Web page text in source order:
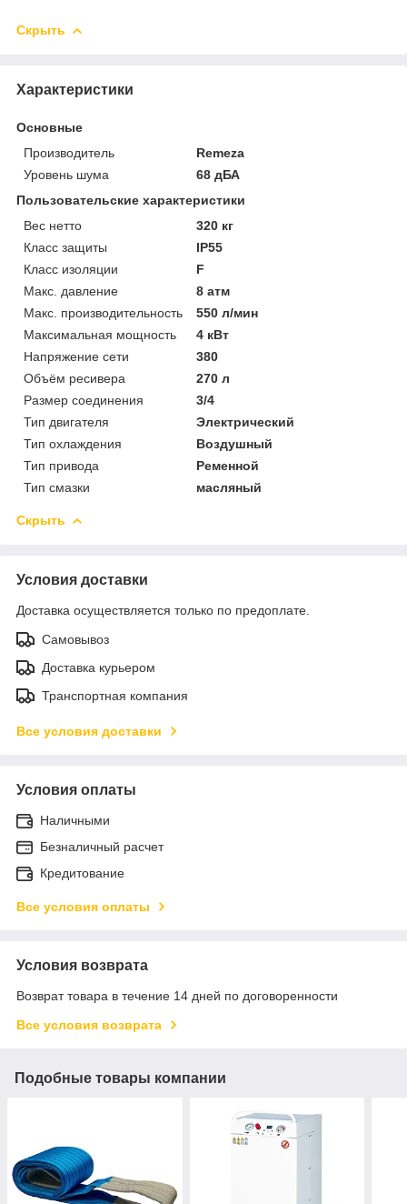
Скрыть
Характеристики
Основные
Производитель
Remeza
Уровень шума
68 дБА
Пользовательские характеристики
Вес нетто
320 кг
Класс защиты
IP55
Класс изоляции
F
Макс. давление
8 атм
Макс. производительность
550 л/мин
Максимальная мощность
4 кВт
Напряжение сети
380
Объём ресивера
270 л
Размер соединения
3/4
Тип двигателя
Электрический
Тип охлаждения
Воздушный
Тип привода
Ременной
Тип смазки
масляный
Скрыть
Условия доставки
Доставка осуществляется только по предоплате.
Самовывоз
Доставка курьером
Транспортная компания
Все условия доставки
Условия оплаты
Наличными
Безналичный расчет
Кредитование
Все условия оплаты
Условия возврата
Возврат товара в течение 14 дней по договоренности
Все условия возврата
Подобные товары компании